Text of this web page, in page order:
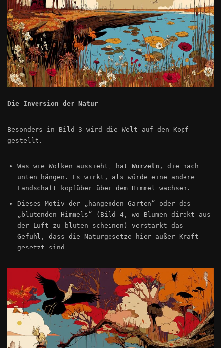
Die Inversion der Natur
Besonders in Bild 3 wird die Welt auf den Kopf
gestellt.
Was wie Wolken aussieht, hat Wurzeln , die nach
unten hängen. Es wirkt, als würde eine andere
Landschaft kopfüber über dem Himmel wachsen.
Dieses Motiv der „hängenden Gärten“ oder des
„blutenden Himmels“ (Bild 4, wo Blumen direkt aus
der Luft zu bluten scheinen) verstärkt das
Gefühl, dass die Naturgesetze hier außer Kraft
gesetzt sind.